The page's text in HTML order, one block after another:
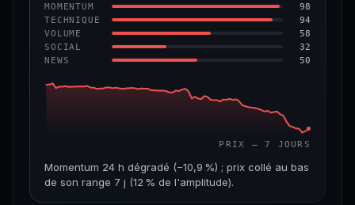
VS ATH
−96,0 %
RANG CAPI.
#97
CONFIANCE 67/100
MOMENTUM 98
TECHNIQUE 94
VOLUME 58
SOCIAL 32
NEWS 50
PRIX — 7 JOURS
Momentum 24 h dégradé (−10,9 %) ; prix collé au bas
de son range 7 j (12 % de l'amplitude).